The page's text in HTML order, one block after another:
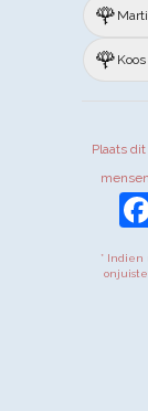
🌹
🌹
Plaats
* Indien